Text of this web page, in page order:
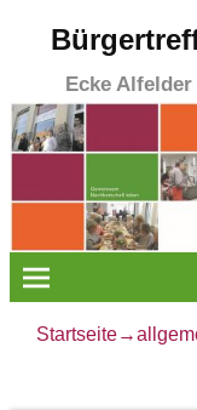
Ecke
Startseite→